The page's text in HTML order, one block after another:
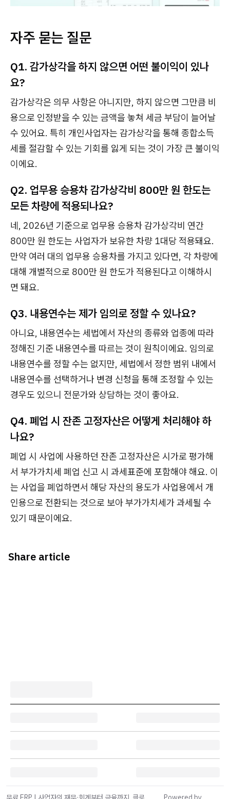
자주 묻는 질문
Q1. 감가상각을 하지 않으면 어떤 불이익이 있나
요?
감가상각은 의무 사항은 아니지만, 하지 않으면 그만큼 비
용으로 인정받을 수 있는 금액을 놓쳐 세금 부담이 늘어날
수 있어요. 특히 개인사업자는 감가상각을 통해 종합소득
세를 절감할 수 있는 기회를 잃게 되는 것이 가장 큰 불이익
이에요.
Q2. 업무용 승용차 감가상각비 800만 원 한도는
모든 차량에 적용되나요?
네, 2026년 기준으로 업무용 승용차 감가상각비 연간
800만 원 한도는 사업자가 보유한 차량 1대당 적용돼요.
만약 여러 대의 업무용 승용차를 가지고 있다면, 각 차량에
대해 개별적으로 800만 원 한도가 적용된다고 이해하시
면 돼요.
Q3. 내용연수는 제가 임의로 정할 수 있나요?
아니요, 내용연수는 세법에서 자산의 종류와 업종에 따라
정해진 기준 내용연수를 따르는 것이 원칙이에요. 임의로
내용연수를 정할 수는 없지만, 세법에서 정한 범위 내에서
내용연수를 선택하거나 변경 신청을 통해 조정할 수 있는
경우도 있으니 전문가와 상담하는 것이 좋아요.
Q4. 폐업 시 잔존 고정자산은 어떻게 처리해야 하
나요?
폐업 시 사업에 사용하던 잔존 고정자산은 시가로 평가해
서 부가가치세 폐업 신고 시 과세표준에 포함해야 해요. 이
는 사업을 폐업하면서 해당 자산의 용도가 사업용에서 개
인용으로 전환되는 것으로 보아 부가가치세가 과세될 수
있기 때문이에요.
Share article